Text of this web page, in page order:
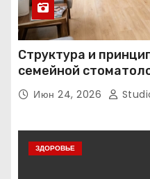
Структура и
семейной
Июн 24, 2026
ЗДОРОВЬЕ